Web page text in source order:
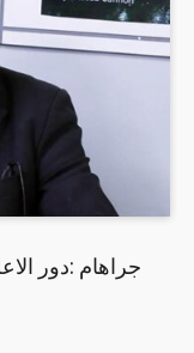
جراهام :دور